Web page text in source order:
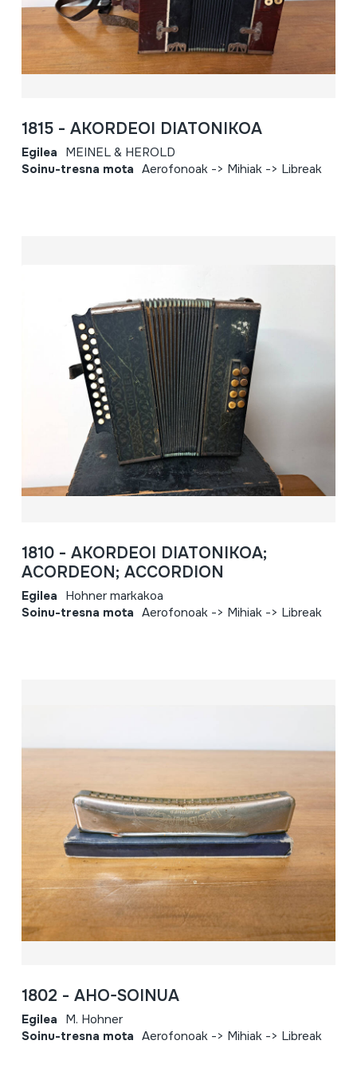
1815 - AKORDEOI DIATONIKOA
Egilea MEINEL & HEROLD
Soinu-tresna mota Aerofonoak -> Mihiak -> Libreak
1810 - AKORDEOI DIATONIKOA;
ACORDEON; ACCORDION
Egilea Hohner markakoa
Soinu-tresna mota Aerofonoak -> Mihiak -> Libreak
1802 - AHO-SOINUA
Egilea M. Hohner
Soinu-tresna mota Aerofonoak -> Mihiak -> Libreak